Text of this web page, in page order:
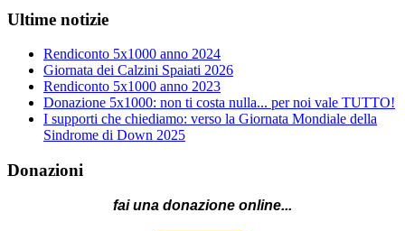
Ultime notizie
Rendiconto 5x1000 anno 2024
Giornata dei Calzini Spaiati 2026
Rendiconto 5x1000 anno 2023
Donazione 5x1000: non ti costa nulla... per noi vale TUTTO!
I supporti che chiediamo: verso la Giornata Mondiale della
Sindrome di Down 2025
Donazioni
fai una donazione online...